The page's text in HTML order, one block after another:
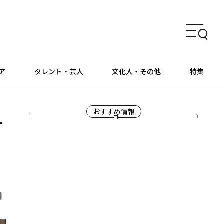
タレント・芸人 文化人・その他 特集
おすすめ情報